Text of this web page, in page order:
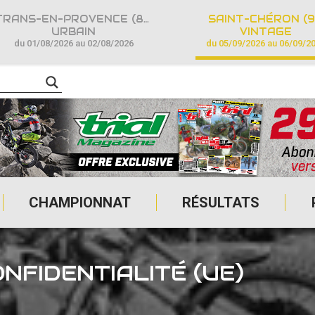
CHAMPIONNAT RÉSULTATS
TRANS-EN-PROVENCE (83)
URBAIN
du 01/08/2026 au 02/08/2026
SAINT-CHÉRON
VINTAGE
du 05/09/2026 au 06/09/
(UE)